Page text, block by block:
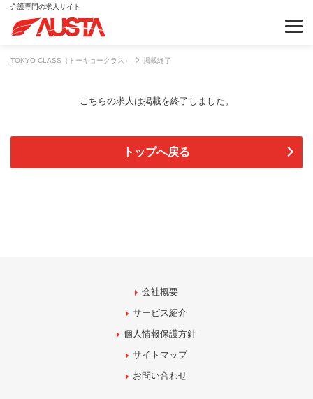
介護専門の求人サイト
TOKYO CLASS（トーキョークラス） 掲載終了
こちらの求人は掲載を終了しました。
トップへ戻る
会社概要
サービス紹介
個人情報保護方針
サイトマップ
お問い合わせ